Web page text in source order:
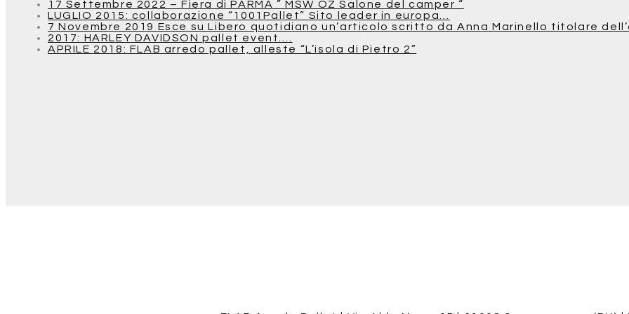
17 Settembre 2022 – Fiera di PARMA ” MSW OZ Salone del camper “
LUGLIO 2015: collaborazione “1001Pallet” Sito leader in europa…
7 Novembre 2019 Esce su Libero quotidiano un’articolo scritto da Anna Marinello titolare
2017: HARLEY DAVIDSON pallet event….
APRILE 2018: FLAB arredo pallet, alleste “L’isola di Pietro 2”